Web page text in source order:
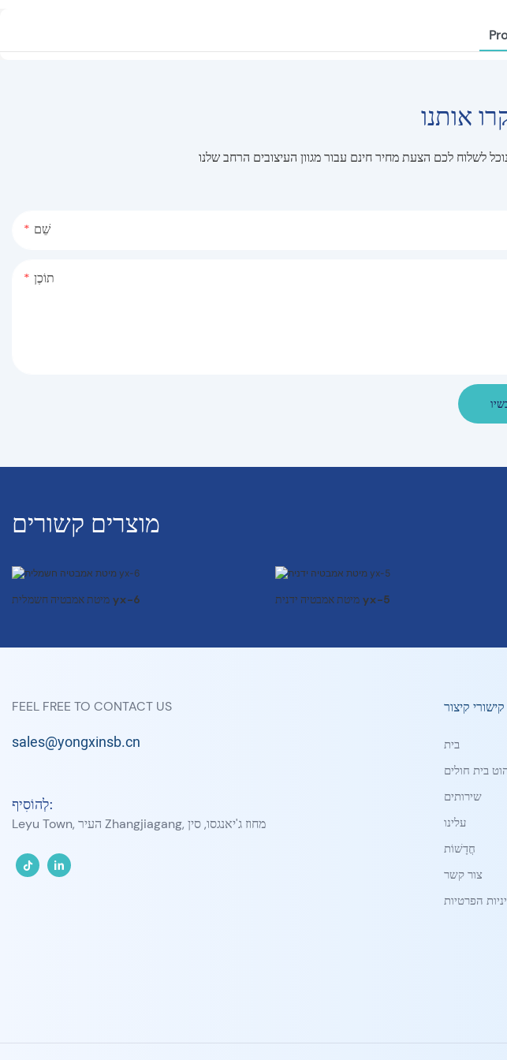
אותנו
לשלוח לכם הצעת מחיר חינם עבור מגוון העיצובים הרחב שלנו
שֵׁם
תוֹכֶן
מוצרים קשורים
מיטת אמבטיה חשמלית yx-6 מיטת אמבטיה ידנית yx-5
FEEL FREE TO CONTACT US
sales@yongxinsb.cn
לְהוֹסִיף:
Leyu Town, העיר Zhangjiagang, מחוז ג'יאנגסו, סין
קישורי קיצור
בית
בית חולים
שירותים
עלינו
חֲדָשׁוֹת
צור קשר
הפרטיות